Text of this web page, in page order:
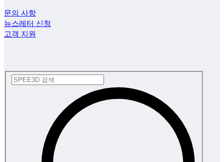
문의 사항
뉴스레터 신청
고객 지원